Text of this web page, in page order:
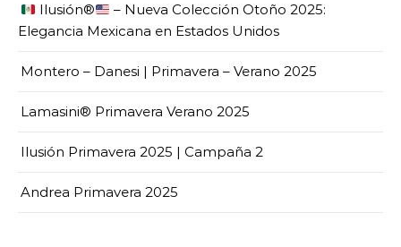
Ilusión®️
– Nueva Colección Otoño 2025:
Elegancia Mexicana en Estados Unidos
Montero – Danesi | Primavera – Verano 2025
Lamasini® Primavera Verano 2025
Ilusión Primavera 2025 | Campaña 2
Andrea Primavera 2025